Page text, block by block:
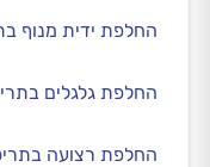
החלפת ידית מנוף
החלפת גלגלים
החלפת רצועה